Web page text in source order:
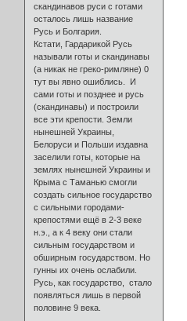
скандинавов руси с готами
осталось лишь название
Русь и Болгария.
Кстати, Гардарикой Русь
называли готы и скандинавы
(а никак не греко-римляне) 0
тут вы явно ошиблись. И
сами готы и позднее и русь
(скандинавы) и построили
все эти крепости. Земли
нынешней Украины,
Белоруси и Польши издавна
заселили готы, которые на
землях нынешней Украины и
Крыма с Таманью смогли
создать сильное государство
с сильными городами-
крепостями ещё в 2-3 веке
н.э., а к 4 веку они стали
сильным государством и
обширным государством. Но
гунны их очень ослабили.
Русь, как государство, стало
появляться лишь в первой
половине 9 века.